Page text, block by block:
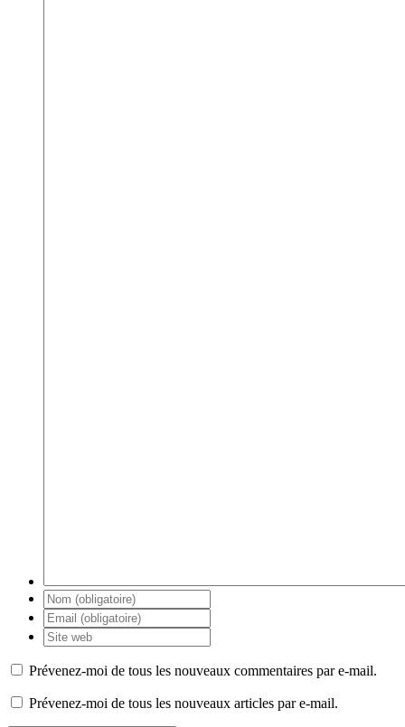
Prévenez-moi de tous les nouveaux commentaires par e-mail.
Prévenez-moi de tous les nouveaux articles par e-mail.